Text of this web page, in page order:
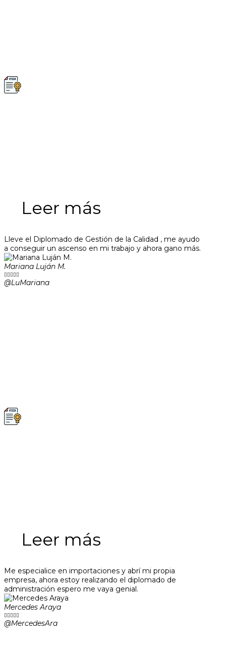
Leer más
Lleve el Diplomado de Gestión de la Calidad , me ayudo
a conseguir un ascenso en mi trabajo y ahora gano más.
Mariana Luján M.

@LuMariana
Leer más
Me especialice en importaciones y abrí mi propia
empresa, ahora estoy realizando el diplomado de
administración espero me vaya genial.
Mercedes Araya

@MercedesAra